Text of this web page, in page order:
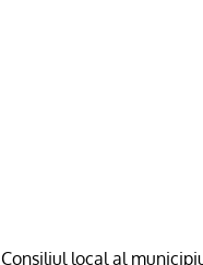
Consiliul local al